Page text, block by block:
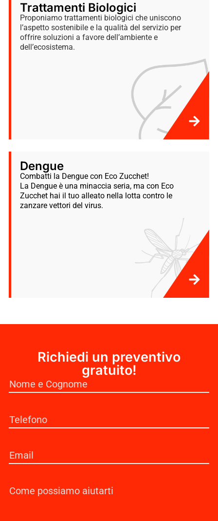
Trattamenti Biologici
Proponiamo trattamenti biologici che uniscono
l’aspetto sostenibile e la qualità del servizio per
offrire soluzioni a favore dell’ambiente e
dell’ecosistema.
Dengue
Combatti la Dengue con Eco Zucchet!
La Dengue è una minaccia seria, ma con Eco
Zucchet hai il tuo alleato nella lotta contro le
zanzare vettori del virus.
Richiedi un preventivo
gratuito!
Nome(Obbligatorio)
Telefono(Obbligatorio)
Email(Obbligatorio)
Senza
Titolo